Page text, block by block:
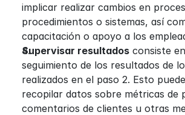
implicar realizar cambios en
procedimientos o sistemas, así
capacitación o apoyo a los
Supervisar resultados consiste
seguimiento de los resultados de
realizados en el paso 2. Esto
recopilar datos sobre métricas de
comentarios de clientes u otras